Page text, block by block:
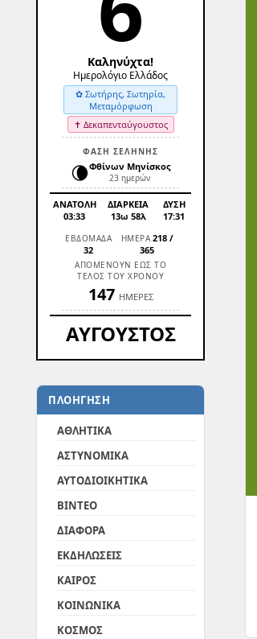
Καληνύχτα!
Ημερολόγιο Ελλάδος
✿ Σωτήρης, Σωτηρία,
Μεταμόρφωση
✝ Δεκαπενταύγουστος
ΦΑΣΗ ΣΕΛΗΝΗΣ
🌘Φθίνων Μηνίσκος
23 ημερών
ΑΝΑΤΟΛΗ
03:33
ΔΙΑΡΚΕΙΑ
13ω 58λ
ΔΥΣΗ
17:31
ΕΒΔΟΜΑΔΑ
32
ΗΜΕΡΑ 218 /
365
ΑΠΟΜΕΝΟΥΝ ΕΩΣ ΤΟ
ΤΕΛΟΣ ΤΟΥ ΧΡΟΝΟΥ
147 ΗΜΕΡΕΣ
ΑΥΓΟΥΣΤΟΣ
ΠΛΟΗΓΗΣΗ
ΑΘΛΗΤΙΚΑ
ΑΣΤΥΝΟΜΙΚΑ
ΑΥΤΟΔΙΟΙΚΗΤΙΚΑ
ΒΙΝΤΕΟ
ΔΙΑΦΟΡΑ
ΕΚΔΗΛΩΣΕΙΣ
ΚΑΙΡΟΣ
ΚΟΙΝΩΝΙΚΑ
ΚΟΣΜΟΣ